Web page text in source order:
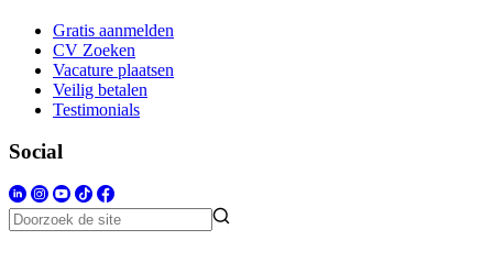
Gratis aanmelden
CV Zoeken
Vacature plaatsen
Veilig betalen
Testimonials
Social